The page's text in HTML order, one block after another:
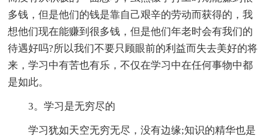
多钱，但是他们的钱是靠自己艰辛的劳动而获得的，我
想他们现在能赚到很多钱，但是他们年老时会有我们的
待遇好吗?所以我们不要只顾眼前的利益而失去美好的将
来，学习中有苦也有乐，不仅在学习中在任何事物中都
是如此。
3。学习是无穷尽的
学习犹如天空无穷无尽，没有边缘;知识的精华也是